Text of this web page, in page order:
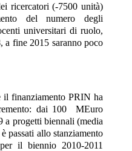
ricercatori (-7500 unità)
del numero degli
universitari di ruolo,
a fine 2015 saranno poco
il finanziamento PRIN ha
dai 100 MEuro
a progetti biennali (media
passati allo stanziamento
il biennio 2010-2011